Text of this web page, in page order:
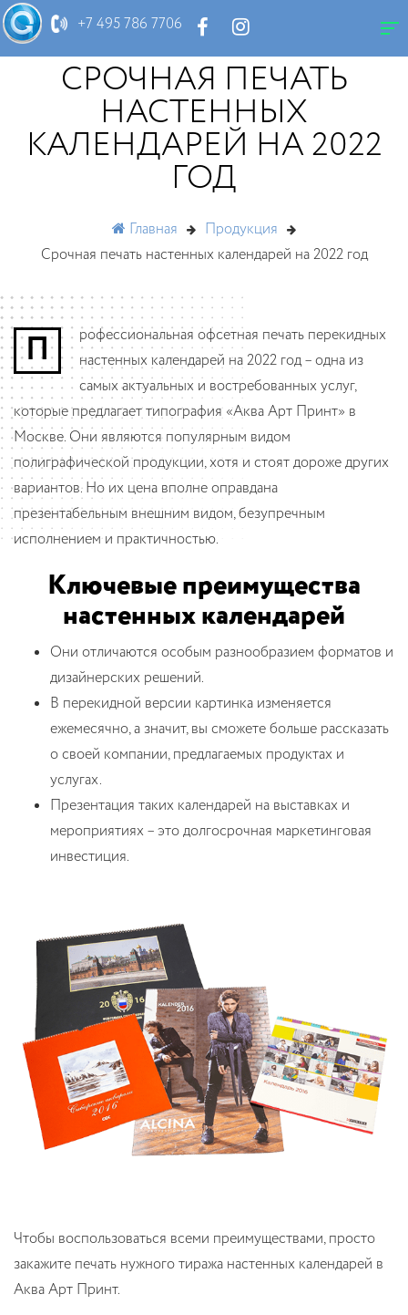
+7 495 786 7706
СРОЧНАЯ ПЕЧАТЬ
НАСТЕННЫХ
КАЛЕНДАРЕЙ НА 2022
ГОД
Главная
Продукция
Срочная печать настенных календарей на 2022 год
Профессиональная офсетная печать перекидных
настенных календарей на 2022 год – одна из
самых актуальных и востребованных услуг,
которые предлагает типография «Аква Арт Принт» в
Москве. Они являются популярным видом
полиграфической продукции, хотя и стоят дороже других
вариантов. Но их цена вполне оправдана
презентабельным внешним видом, безупречным
исполнением и практичностью.
Ключевые преимущества
настенных календарей
Они отличаются особым разнообразием форматов и
дизайнерских решений.
В перекидной версии картинка изменяется
ежемесячно, а значит, вы сможете больше рассказать
о своей компании, предлагаемых продуктах и
услугах.
Презентация таких календарей на выставках и
мероприятиях – это долгосрочная маркетинговая
инвестиция.
Чтобы воспользоваться всеми преимуществами, просто
закажите печать нужного тиража настенных календарей в
Аква Арт Принт.